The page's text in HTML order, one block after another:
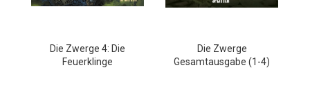
Die Zwerge 4: Die
Feuerklinge
Die Zwerge
Gesamtausgabe (1-4)